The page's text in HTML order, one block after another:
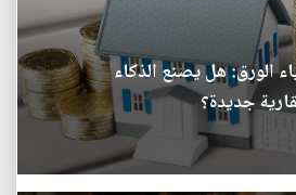
الورق: هل يصنع الذكاء
جديدة؟